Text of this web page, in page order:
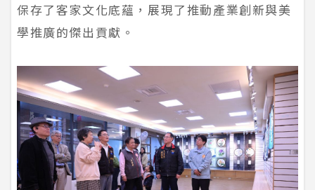
保存了客家文化底蘊，展現了推動產業創新與美
學推廣的傑出貢獻。